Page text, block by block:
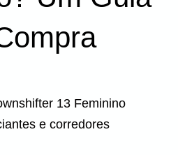
13 Feminino
e corredores